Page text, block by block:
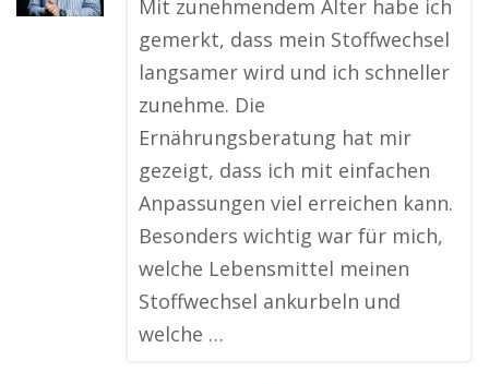
Mit zunehmendem Alter habe ich
gemerkt, dass mein Stoffwechsel
langsamer wird und ich schneller
zunehme. Die
Ernährungsberatung hat mir
gezeigt, dass ich mit einfachen
Anpassungen viel erreichen kann.
Besonders wichtig war für mich,
welche Lebensmittel meinen
Stoffwechsel ankurbeln und
welche …